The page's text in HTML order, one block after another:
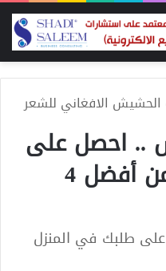
الحشيش الافغاني للشعر
.. احصل على
طلبك في المنزل من أفضل 4
طلبك في المنزل